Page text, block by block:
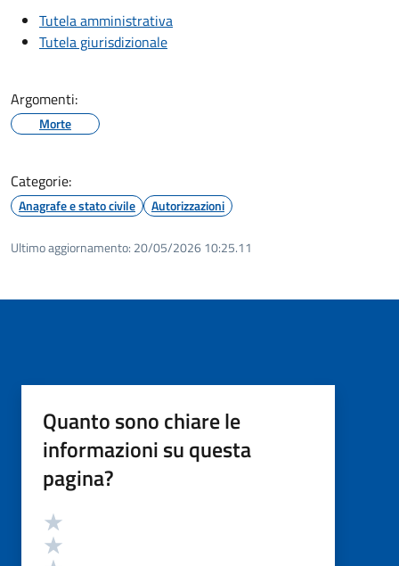
Tutela amministrativa
Tutela giurisdizionale
Argomenti:
Morte
Categorie:
Anagrafe e stato civile Autorizzazioni
Ultimo aggiornamento: 20/05/2026 10:25.11
Quanto sono chiare le
informazioni su questa
pagina?
Valutazione